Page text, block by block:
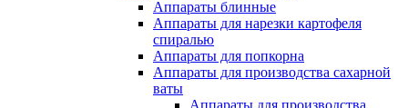
Аппараты блинные
Аппараты для нарезки картофеля
спиралью
Аппараты для попкорна
Аппараты для производства сахарной
ваты
Аппараты для производства